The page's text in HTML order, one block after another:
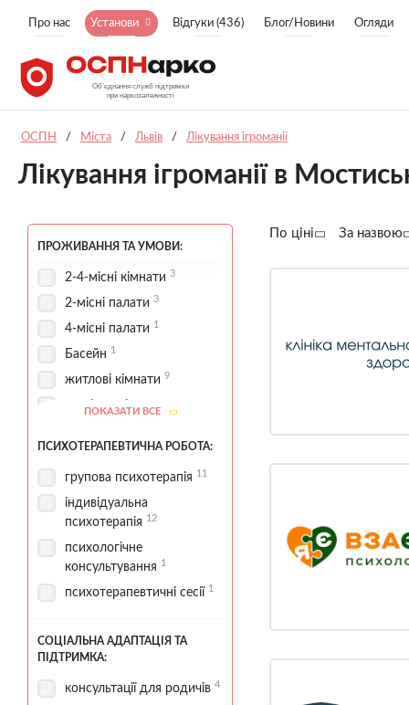
Про нас Установи Відгуки (436) Блог/Новини Огляди
ОСПН / Міста / Львів / Лікування ігроманії
Лікування ігроманії в
ПРОЖИВАННЯ ТА УМОВИ:
2-4-місні кімнати 3
2-місні палати 3
4-місні палати 1
Басейн 1
житлові кімнати 9
комфортні умови
палати стаціонару10
спортивні зони
стаціонар
терапевтичні зони
територія для прогулянок
4
ПОКАЗАТИ ВСЕ
ПСИХОТЕРАПЕВТИЧНА РОБОТА:
групова психотерапія 11
індивідуальна
психотерапія 12
психологічне
консультування 1
психотерапевтичні сесії 1
СОЦІАЛЬНА АДАПТАЦІЯ ТА
ПІДТРИМКА:
консультації для родичів 4
По ціні За назвою